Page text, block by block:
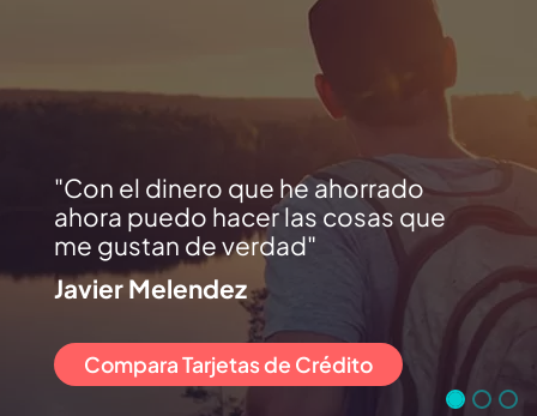
Con el dinero que he ahorrado
ahora puedo hacer las cosas que
me gustan de verdad
Javier Melendez
Compara Tarjetas de Crédito